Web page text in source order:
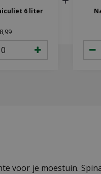
6 liter
8,99
voor je moestuin.